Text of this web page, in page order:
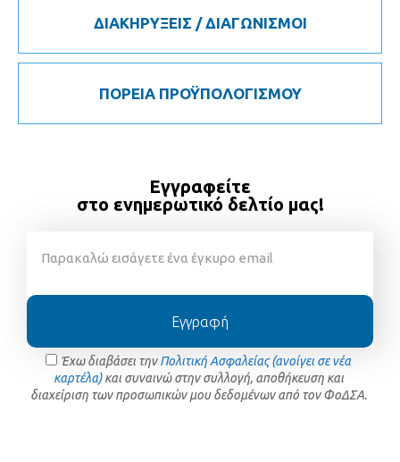
ΔΙΑΚΗΡΥΞΕΙΣ / ΔΙΑΓΩΝΙΣΜΟΙ
ΠΟΡΕΙΑ ΠΡΟΫΠΟΛΟΓΙΣΜΟΥ
Εγγραφείτε
στο ενημερωτικό δελτίο μας!
Έχω διαβάσει τηνΠολιτική Ασφαλείας (ανοίγει σε νέα
καρτέλα)και συναινώ στην συλλογή, αποθήκευση και
διαχείριση των προσωπικών μου δεδομένων από τον ΦοΔΣΑ.
Εγγραφή